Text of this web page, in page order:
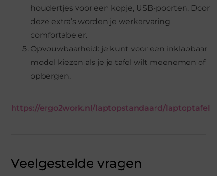
houdertjes voor een kopje, USB-poorten. Door
deze extra’s worden je werkervaring
comfortabeler.
Opvouwbaarheid: je kunt voor een inklapbaar
model kiezen als je je tafel wilt meenemen of
opbergen.
https://ergo2work.nl/laptopstandaard/laptoptafel
Veelgestelde vragen